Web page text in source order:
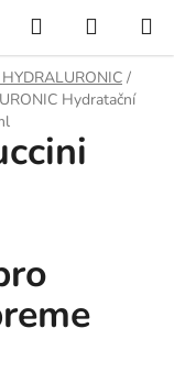
Hledat
KOŠÍK
/
Hydratační